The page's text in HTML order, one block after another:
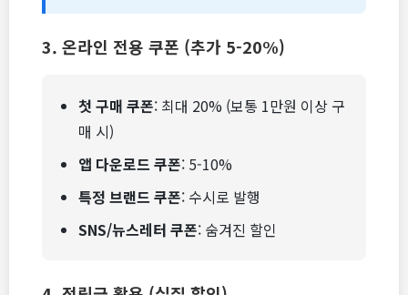
3. 온라인 전용 쿠폰 (추가 5-20%)
첫 구매 쿠폰: 최대 20% (보통 1만원 이상 구
매 시)
앱 다운로드 쿠폰: 5-10%
특정 브랜드 쿠폰: 수시로 발행
SNS/뉴스레터 쿠폰: 숨겨진 할인